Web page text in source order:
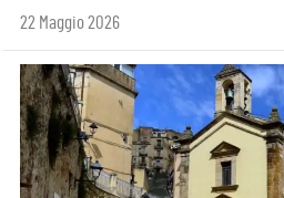
22 Maggio 2026